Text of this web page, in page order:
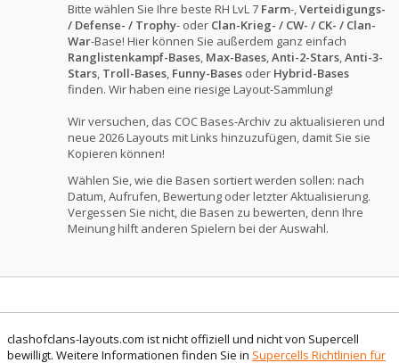
Bitte wählen Sie Ihre beste RH LvL 7 Farm-,Verteidigungs-
/ Defense- / Trophy- oder Clan-Krieg- / CW- / CK- / Clan-
War-Base! Hier können Sie außerdem ganz einfach
Ranglistenkampf-Bases, Max-Bases,Anti-2-Stars,Anti-3-
Stars, Troll-Bases, Funny-Bases oder Hybrid-Bases
finden. Wir haben eine riesige Layout-Sammlung!
Wir versuchen, das COC Bases-Archiv zu aktualisieren und
neue 2026 Layouts mit Links hinzuzufügen, damit Sie sie
Kopieren können!
Wählen Sie, wie die Basen sortiert werden sollen: nach
Datum, Aufrufen, Bewertung oder letzter Aktualisierung.
Vergessen Sie nicht, die Basen zu bewerten, denn Ihre
Meinung hilft anderen Spielern bei der Auswahl.
clashofclans-layouts.com ist nicht offiziell und nicht von Supercell
bewilligt. Weitere Informationen finden Sie in Supercells Richtlinien für